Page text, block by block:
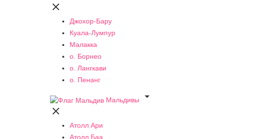

Джохор-Бару
Куала-Лумпур
Малакка
о. Борнео
о. Лангкави
о. Пенанг
Мальдивы


Атолл Ари
Атолл Баа